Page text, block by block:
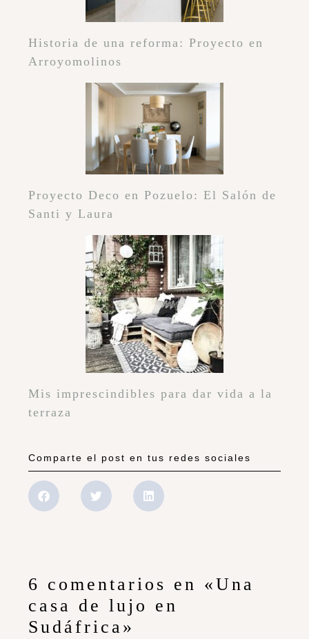
Historia de una reforma: Proyecto en
Arroyomolinos
Proyecto Deco en Pozuelo: El Salón de
Santi y Laura
Mis imprescindibles para dar vida a la
terraza
Comparte el post en tus redes sociales
6 comentarios en «Una
casa de lujo en
Sudáfrica»